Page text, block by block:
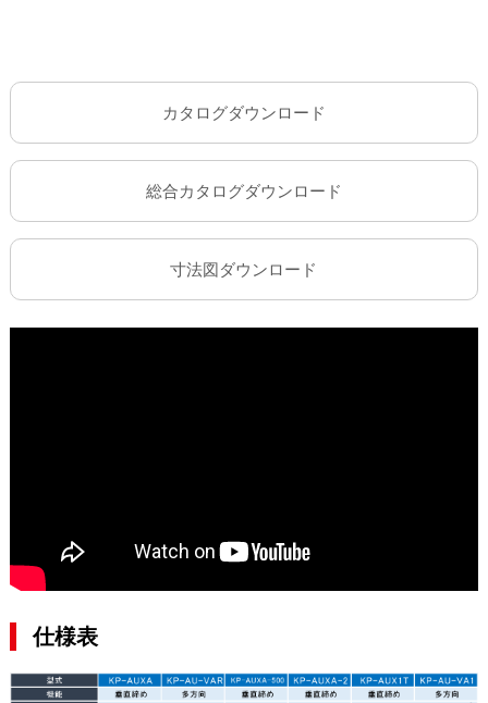
カタログダウンロード
総合カタログダウンロード
寸法図ダウンロード
仕様表